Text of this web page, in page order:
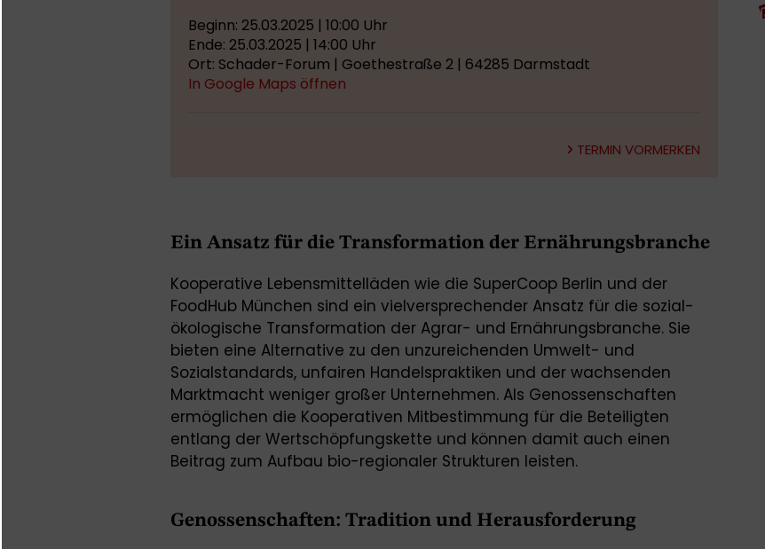
Beginn: 25.03.2025 | 10:00 Uhr
Ende: 25.03.2025 | 14:00 Uhr
Ort: Schader-Forum | Goethestraße 2 | 64285 Darmstadt
In Google Maps öffnen
TERMIN VORMERKEN
Ein Ansatz für die Transformation der Ernährungsbranche
Kooperative Lebensmittelläden wie die SuperCoop Berlin und der
FoodHub München sind ein vielversprechender Ansatz für die sozial-
ökologische Transformation der Agrar- und Ernährungsbranche. Sie
bieten eine Alternative zu den unzureichenden Umwelt- und
Sozialstandards, unfairen Handelspraktiken und der wachsenden
Marktmacht weniger großer Unternehmen. Als Genossenschaften
ermöglichen die Kooperativen Mitbestimmung für die Beteiligten
entlang der Wertschöpfungskette und können damit auch einen
Beitrag zum Aufbau bio-regionaler Strukturen leisten.
Genossenschaften: Tradition und Herausforderung